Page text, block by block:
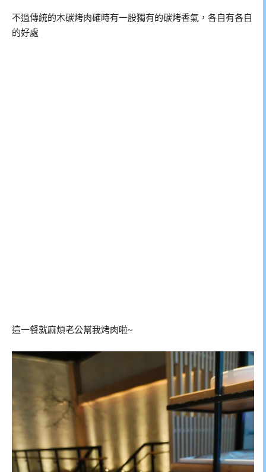
不過傳統的木碳烤肉確時有一股獨有的碳烤香氣，各自有各自
的好處
這一餐就麻煩老公幫我烤肉啦~